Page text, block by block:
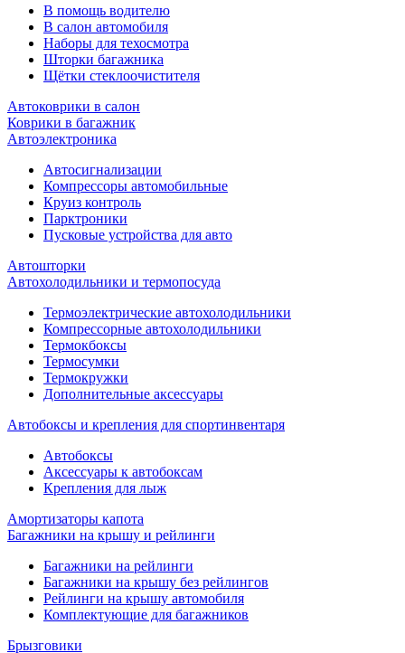
В помощь водителю
В салон автомобиля
Наборы для техосмотра
Шторки багажника
Щётки стеклоочистителя
Автоковрики в салон
Коврики в багажник
Автоэлектроника
Автосигнализации
Компрессоры автомобильные
Круиз контроль
Парктроники
Пусковые устройства для авто
Автошторки
Автохолодильники и термопосуда
Термоэлектрические автохолодильники
Компрессорные автохолодильники
Термокбоксы
Термосумки
Термокружки
Дополнительные аксессуары
Автобоксы и крепления для спортинвентаря
Автобоксы
Аксессуары к автобоксам
Крепления для лыж
Амортизаторы капота
Багажники на крышу и рейлинги
Багажники на рейлинги
Багажники на крышу без рейлингов
Рейлинги на крышу автомобиля
Комплектующие для багажников
Брызговики